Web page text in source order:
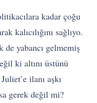
kadar çoğu
kalıcılığını sağlıyo.
de yabancı gelmemiş
ki altını üstünü
ilanı aşkı
gerek değil mi?